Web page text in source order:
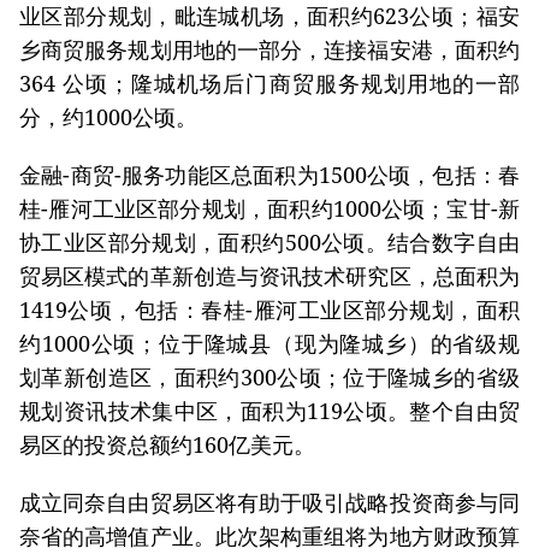
业区部分规划，毗连城机场，面积约623公顷；福安
乡商贸服务规划用地的一部分，连接福安港，面积约
364 公顷；隆城机场后门商贸服务规划用地的一部
分，约1000公顷。
金融-商贸-服务功能区总面积为1500公顷，包括：春
桂-雁河工业区部分规划，面积约1000公顷；宝甘-新
协工业区部分规划，面积约500公顷。结合数字自由
贸易区模式的革新创造与资讯技术研究区，总面积为
1419公顷，包括：春桂-雁河工业区部分规划，面积
约1000公顷；位于隆城县（现为隆城乡）的省级规
划革新创造区，面积约300公顷；位于隆城乡的省级
规划资讯技术集中区，面积为119公顷。整个自由贸
易区的投资总额约160亿美元。
成立同奈自由贸易区将有助于吸引战略投资商参与同
奈省的高增值产业。此次架构重组将为地方财政预算